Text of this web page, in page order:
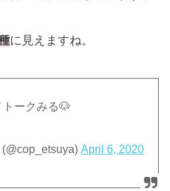
に見えますね。
ークみる🐶
April 6, 2020